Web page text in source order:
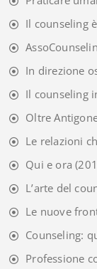
Il counseling
In direzione
Il counseling
Oltre
Le relazioni
Qui e ora
L’arte del
Le nuove
Counseling:
Professione